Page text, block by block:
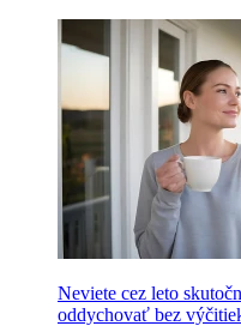
Neviete cez leto
oddychovať bez